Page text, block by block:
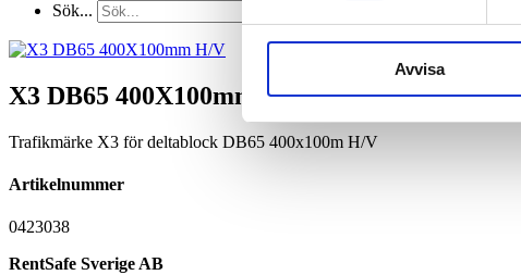
Avvisa
Sök...
X3 DB65 400X100mm H/V
Trafikmärke X3 för deltablock DB65 400x100m H/V
Artikelnummer
0423038
RentSafe Sverige AB